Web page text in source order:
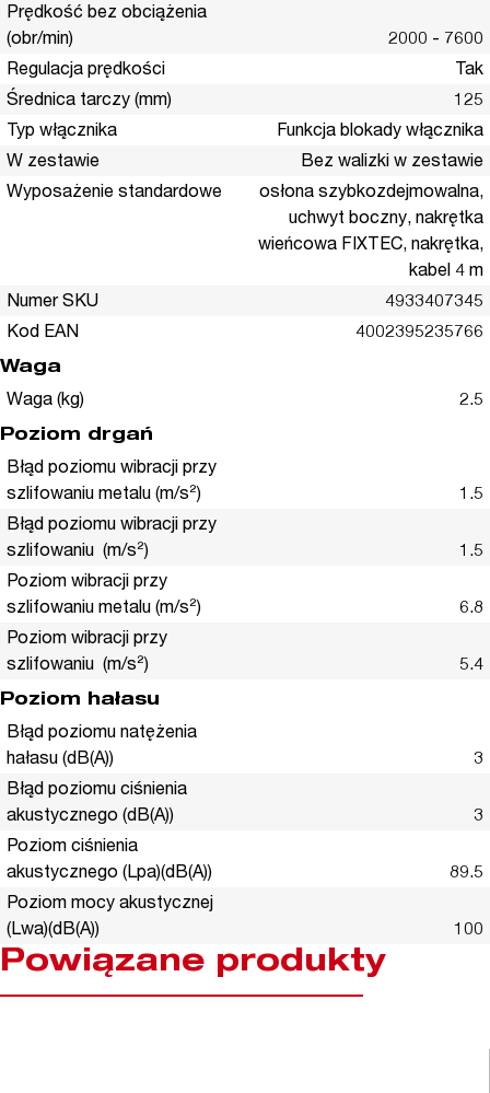
Prędkość bez obciążenia
(obr/min)
2000 - 7600
Regulacja prędkości
Tak
Średnica tarczy (mm)
125
Typ włącznika
Funkcja blokady włącznika
W zestawie
Bez walizki w zestawie
Wyposażenie standardowe
osłona szybkozdejmowalna,
uchwyt boczny, nakrętka
wieńcowa FIXTEC, nakrętka,
kabel 4 m
Numer SKU
4933407345
Kod EAN
4002395235766
Waga
Waga (kg)
2.5
Poziom drgań
Błąd poziomu wibracji przy
szlifowaniu metalu (m/s²)
1.5
Błąd poziomu wibracji przy
szlifowaniu (m/s²)
1.5
Poziom wibracji przy
szlifowaniu metalu (m/s²)
6.8
Poziom wibracji przy
szlifowaniu (m/s²)
5.4
Poziom hałasu
Błąd poziomu natężenia
hałasu (dB(A))
3
Błąd poziomu ciśnienia
akustycznego (dB(A))
3
Poziom ciśnienia
akustycznego (Lpa)(dB(A))
89.5
Poziom mocy akustycznej
(Lwa)(dB(A))
100
Powiązane produkty